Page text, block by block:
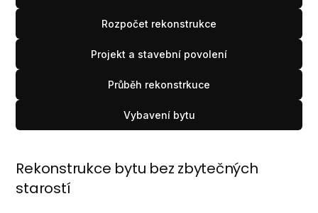
Rozpočet rekonstrukce
Projekt a stavební povolení
Průběh rekonstrkuce
Vybavení bytu
Rekonstrukce bytu bez zbytečných
starostí